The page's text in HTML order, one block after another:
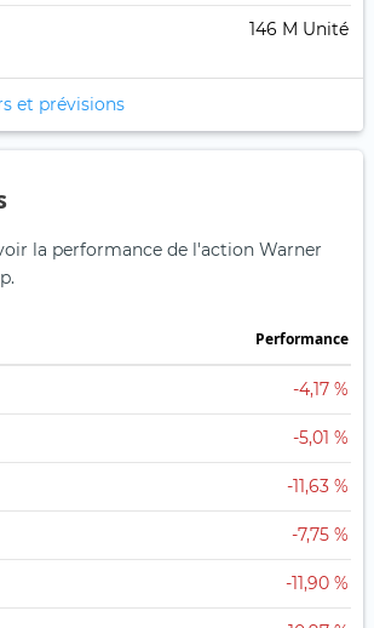
146 M Unité
et prévisions
la performance de l'action Warner
Performance
-4,17 %
-5,01 %
-11,63 %
-7,75 %
-11,90 %